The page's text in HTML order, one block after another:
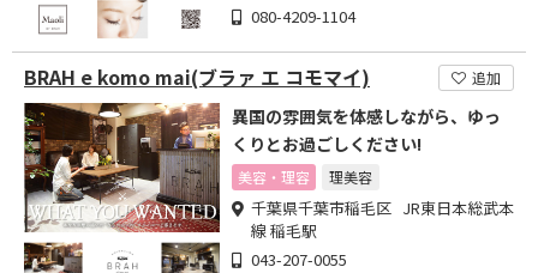
080-4209-1104
BRAH e komo mai(ブラァ エ コモマイ) 追加
異国の雰囲気を体感しながら、ゆっ
くりとお過ごしください!
美容・理容 理美容
千葉県千葉市稲毛区 JR東日本総武本
線 稲毛駅
043-207-0055